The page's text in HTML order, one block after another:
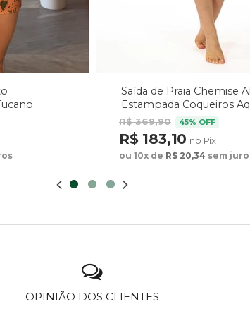
Saída de Praia Chemise
Estampada Coqueiros
R$ 369,90 45% OFF
R$ 183,10 no Pix
ou 10x de R$ 20,34 sem
OPINIÃO DOS CLIENTES